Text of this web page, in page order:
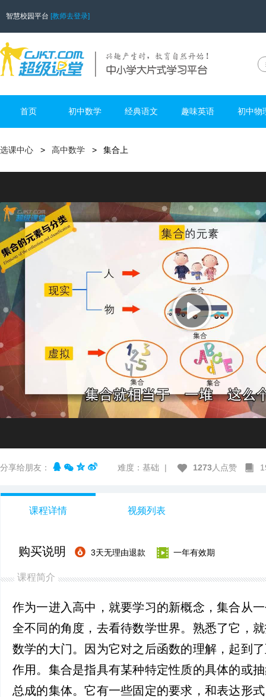
智慧校园平台 [教师去登录]
首页 初中数学 经典语文 趣味英语 初中物
选课中心 高中数学 集合上
分享给朋友： 难度：基础 | 1273 人点赞
课程详情 视频列表
购买说明 3天无理由退款 一年有效期
课程简介
作为一进入高中，就要学习的新概念，集合从
全不同的角度，去看待数学世界。熟悉了它，
数学的大门。因为它对之后函数的理解，起到
作用。集合是指具有某种特定性质的具体的或
总成的集体。它有一些固定的要求，和表达形